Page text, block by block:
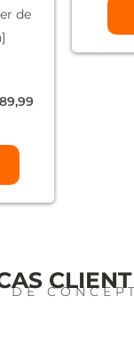
de
CLIENT
DE